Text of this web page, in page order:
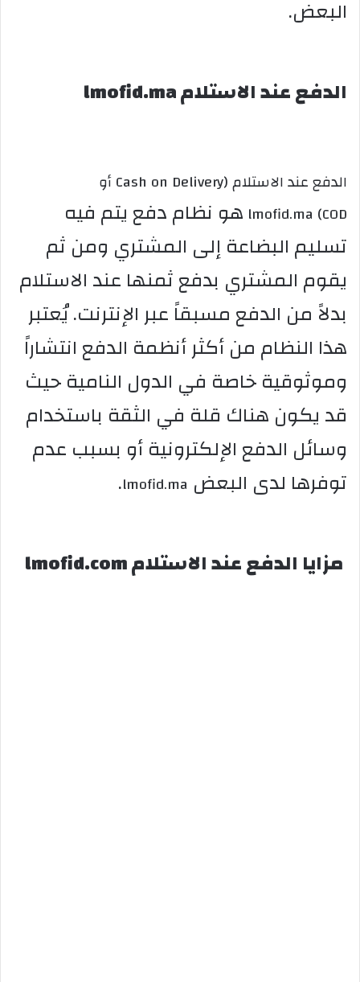
البعض.
الدفع عند الاستلام lmofid.ma
الدفع عند الاستلام (Cash on Delivery أو
COD) lmofid.ma
هو نظام دفع يتم فيه
تسليم البضاعة إلى المشتري ومن ثم
يقوم المشتري بدفع ثمنها عند الاستلام
بدلاً من الدفع مسبقاً عبر الإنترنت. يُعتبر
هذا النظام من أكثر أنظمة الدفع انتشاراً
وموثوقية خاصة في الدول النامية حيث
قد يكون هناك قلة في الثقة باستخدام
وسائل الدفع الإلكترونية أو بسبب عدم
توفرها لدى البعض lmofid.ma
.
مزايا الدفع عند الاستلام lmofid.com